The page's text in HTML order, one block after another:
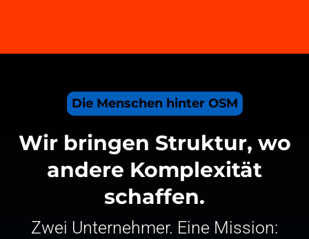
Die Menschen hinter OSM
Wir bringen Struktur, wo
andere Komplexität
schaffen.
Zwei Unternehmer. Eine Mission: